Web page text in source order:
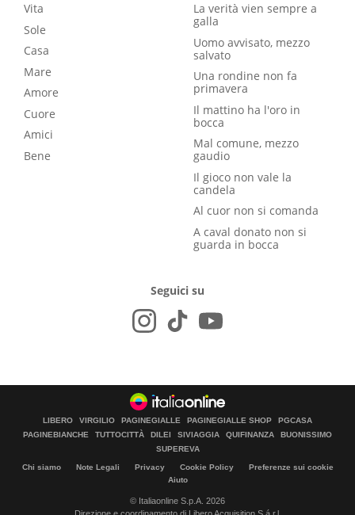
Vita
Sole
Casa
Mare
Amore
Cuore
Amici
Bene
La verità vien sempre a
galla
Uomo avvisato, mezzo
salvato
Una rondine non fa
primavera
Il mattino ha l'oro in
bocca
Mal comune, mezzo
gaudio
Il gioco non vale la
candela
Al cuor non si comanda
A caval donato non si
guarda in bocca
Seguici su
LIBERO VIRGILIO PAGINEGIALLE PAGINEGIALLE SHOP
PGCASA
PAGINEBIANCHE
TUTTOCITTÀ DILEI SIVIAGGIA QUIFINANZA
BUONISSIMO
SUPEREVA
Chi siamo Note Legali Privacy Cookie Policy
Preferenze sui cookie
Aiuto
© Italiaonline S.p.A. 2026